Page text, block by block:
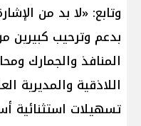
وتابع: «لا بد من
بدعم وترحيب كبيرين
المنافذ والجمارك
اللاذقية والمديرية
تسهيلات